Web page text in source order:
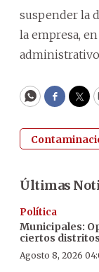
suspender la
la empresa,
WhatsApp
Últimas
Política
Municipales:
ciertos distritos
Agosto 8, 2026